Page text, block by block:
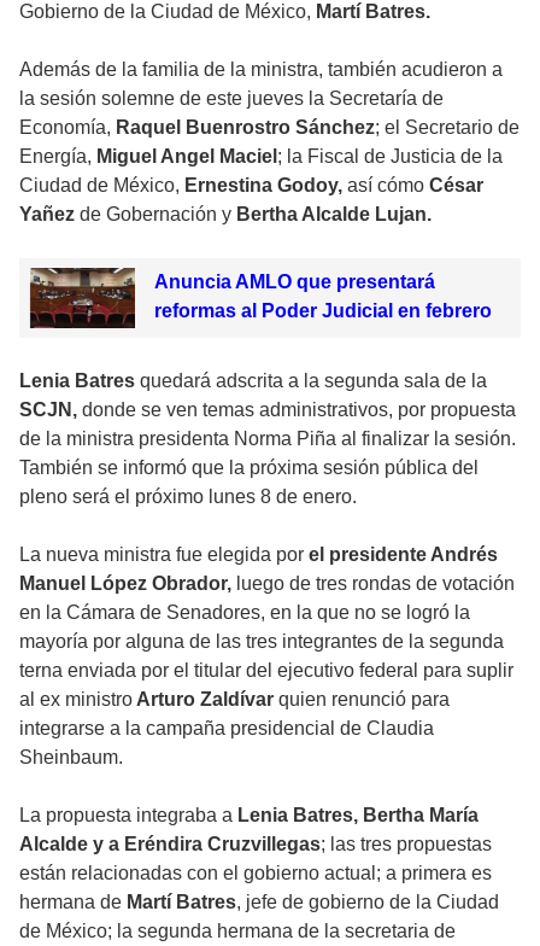
Gobierno de la Ciudad de México, Martí Batres.
Además de la familia de la ministra, también acudieron a
la sesión solemne de este jueves la Secretaría de
Economía, Raquel Buenrostro Sánchez; el Secretario de
Energía, Miguel Angel Maciel ; la Fiscal de Justicia de la
Ciudad de México, Ernestina Godoy, así cómo César
Yañez de Gobernación y Bertha Alcalde Lujan.
Anuncia AMLO que presentará
reformas al Poder Judicial en febrero
Lenia Batres quedará adscrita a la segunda sala de la
SCJN, donde se ven temas administrativos, por propuesta
de la ministra presidenta Norma Piña al finalizar la sesión.
También se informó que la próxima sesión pública del
pleno será el próximo lunes 8 de enero.
La nueva ministra fue elegida por el presidente Andrés
Manuel López Obrador, luego de tres rondas de votación
en la Cámara de Senadores, en la que no se logró la
mayoría por alguna de las tres integrantes de la segunda
terna enviada por el titular del ejecutivo federal para suplir
al ex ministro Arturo Zaldívar quien renunció para
integrarse a la campaña presidencial de Claudia
Sheinbaum.
La propuesta integraba a Lenia Batres, Bertha María
Alcalde y a Eréndira Cruzvillegas; las tres propuestas
están relacionadas con el gobierno actual; a primera es
hermana de Martí Batres, jefe de gobierno de la Ciudad
de México; la segunda hermana de la secretaria de